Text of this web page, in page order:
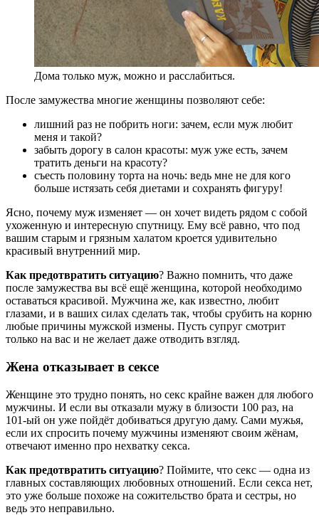
Дома только муж, можно и расслабиться.
После замужества многие женщины позволяют себе:
лишний раз не побрить ноги: зачем, если муж любит
меня и такой?
забыть дорогу в салон красоты: муж уже есть, зачем
тратить деньги на красоту?
съесть половину торта на ночь: ведь мне не для кого
больше истязать себя диетами и сохранять фигуру!
Ясно, почему муж изменяет — он хочет видеть рядом с собой
ухоженную и интересную спутницу. Ему всё равно, что под
вашим старым и грязным халатом кроется удивительно
красивый внутренний мир.
Как предотвратить ситуацию? Важно помнить, что даже
после замужества вы всё ещё женщина, которой необходимо
оставаться красивой. Мужчина же, как известно, любит
глазами, и в ваших силах сделать так, чтобы срубить на корню
любые причины мужской измены. Пусть супруг смотрит
только на вас и не желает даже отводить взгляд.
Жена отказывает в сексе
Женщине это трудно понять, но секс крайне важен для любого
мужчины. И если вы отказали мужу в близости 100 раз, на
101-ый он уже пойдёт добиваться другую даму. Сами мужья,
если их спросить почему мужчины изменяют своим жёнам,
отвечают именно про нехватку секса.
Как предотвратить ситуацию? Поймите, что секс — одна из
главных составляющих любовных отношений. Если секса нет,
это уже больше похоже на сожительство брата и сестры, но
ведь это неправильно.